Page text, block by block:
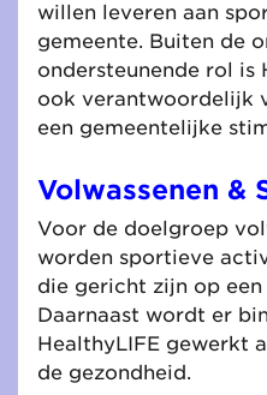
willen leveren aan
gemeente. Buiten de
ondersteunende rol is
ook verantwoordelijk
een gemeentelijke
Volwassenen &
Voor de doelgroep
worden sportieve
die gericht zijn op
Daarnaast wordt er
HealthyLIFE gewerkt
de gezondheid.